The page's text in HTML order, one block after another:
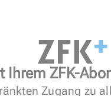
Ihrem ZFK-
Zugang zu